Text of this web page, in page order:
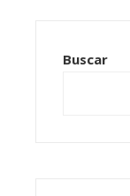
Buscar